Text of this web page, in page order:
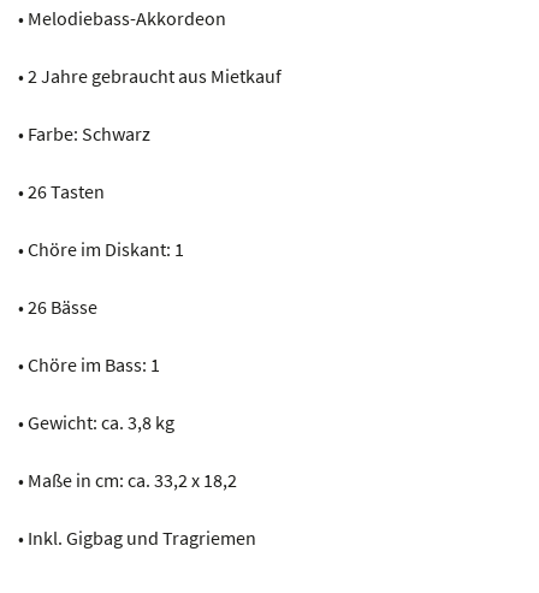
• Melodiebass-Akkordeon
• 2 Jahre gebraucht aus Mietkauf
• Farbe: Schwarz
• 26 Tasten
• Chöre im Diskant: 1
• 26 Bässe
• Chöre im Bass: 1
• Gewicht: ca. 3,8 kg
• Maße in cm: ca. 33,2 x 18,2
• Inkl. Gigbag und Tragriemen